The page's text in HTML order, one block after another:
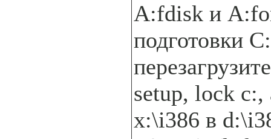
A:fdisk и
подготовки
setup, lock c:,
x:\i386 в